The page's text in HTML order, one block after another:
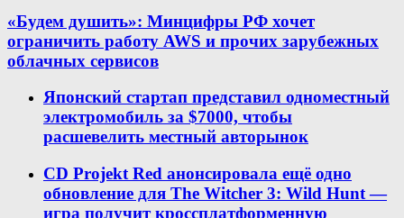
«Будем душить»: Минцифры РФ хочет
ограничить работу AWS и прочих зарубежных
облачных сервисов
Японский стартап представил одноместный
электромобиль за $7000, чтобы
расшевелить местный авторынок
CD Projekt Red анонсировала ещё одно
обновление для The Witcher 3: Wild Hunt —
игра получит кроссплатформенную